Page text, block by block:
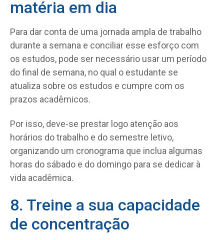
matéria em dia
Para dar conta de uma jornada ampla de trabalho
durante a semana e conciliar esse esforço com
os estudos, pode ser necessário usar um período
do final de semana, no qual o estudante se
atualiza sobre os estudos e cumpre com os
prazos acadêmicos.
Por isso, deve-se prestar logo atenção aos
horários do trabalho e do semestre letivo,
organizando um cronograma que inclua algumas
horas do sábado e do domingo para se dedicar à
vida acadêmica.
8. Treine a sua capacidade
de concentração